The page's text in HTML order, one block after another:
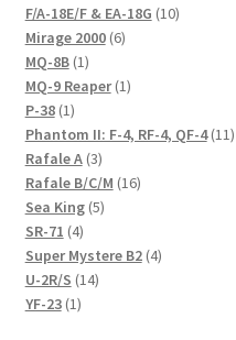
product
F/A-18E/F & EA-18G 1010
Mirage 2000 66
MQ-8B 11
product
MQ-9 Reaper 11
P-38 11
product
Phantom II: F-4, RF-4, QF-4 1111
Rafale A 33
products
Rafale B/C/M 1616
Sea King 55
SR-71 44
products
Super Mystere B2 44
U-2R/S 1414
YF-23 11